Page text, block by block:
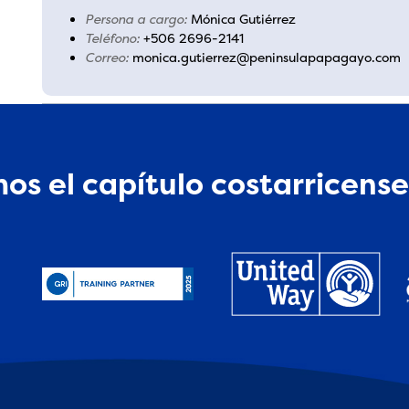
Persona a cargo: Mónica Gutiérrez
Teléfono: +506 2696-2141
Correo: monica.gutierrez@peninsulapapagayo.com
el capítulo